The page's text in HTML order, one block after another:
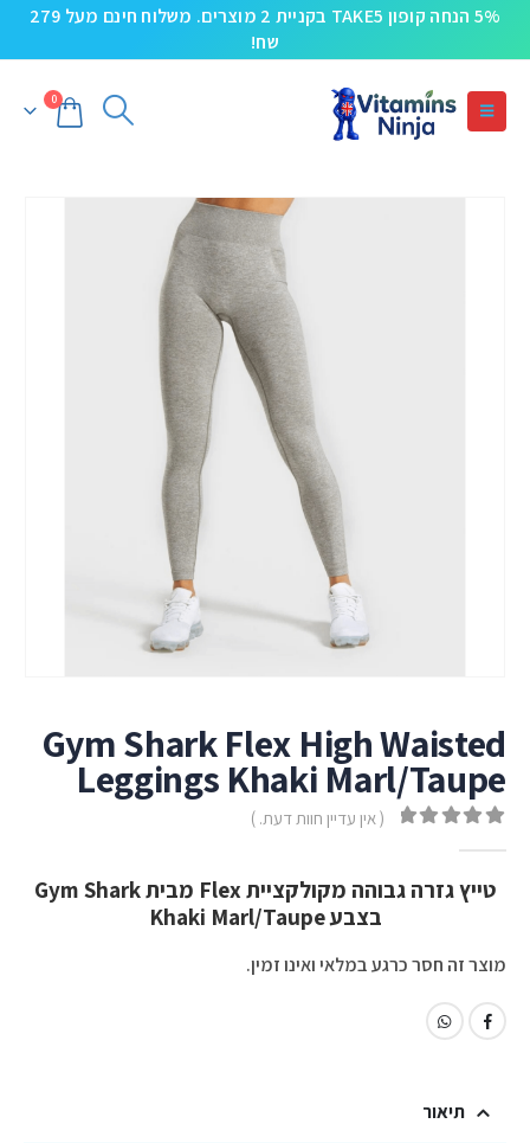
5% הנחה קופון TAKE5 בקניית 2 מוצרים. משלוח חינם מעל 279
שח!
0
Gym Shark Flex High Waisted
Leggings Khaki Marl/Taupe
( אין עדיין חוות דעת. )
טייץ גזרה גבוהה מקולקציית Flex מבית Gym Shark
בצבע Khaki Marl/Taupe
מוצר זה חסר כרגע במלאי ואינו זמין.
תיאור